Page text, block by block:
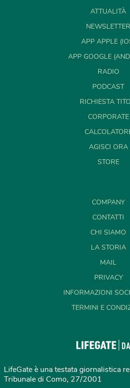
ATTUALITÀ
NEWSLETTER
APP APPLE
APP GOOGLE
RADIO
PODCAST
RICHIESTA
CORPORATE
AGISCI ORA
STORE
COMPANY
CONTATTI
CHI SIAMO
LA STORIA
MAIL
PRIVACY
INFORMAZIONI
TERMINI E
LifeGate è una testata giornalistica
Tribunale di Como, 27/2001